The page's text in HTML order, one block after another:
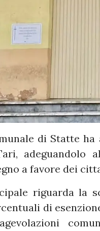
di Statte
adeguandolo
a favore dei
riguarda la
di